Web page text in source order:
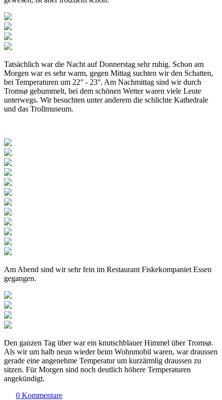
Tatsächlich war die Nacht auf Donnerstag sehr ruhig. Schon am
Morgen war es sehr warm, gegen Mittag suchten wir den Schatten,
bei Temperaturen um 22° - 23°. Am Nachmittag sind wir durch
Tromsø gebummelt, bei dem schönen Wetter waren viele Leute
unterwegs. Wir besuchten unter anderem die schlichte Kathedrale
und das Trollmuseum.
Am Abend sind wir sehr fein im Restaurant Fiskekompaniet Essen
gegangen.
Den ganzen Tag über war ein knutschblauer Himmel über Tromsø.
Als wir um halb neun wieder beim Wohnmobil waren, war draussen
gerade eine angenehme Temperatur um kurzärmlig draussen zu
sitzen. Für Morgen sind noch deutlich höhere Temperaturen
angekündigt.
0 Kommentare